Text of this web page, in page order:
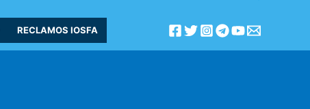
RECLAMOS IOSFA